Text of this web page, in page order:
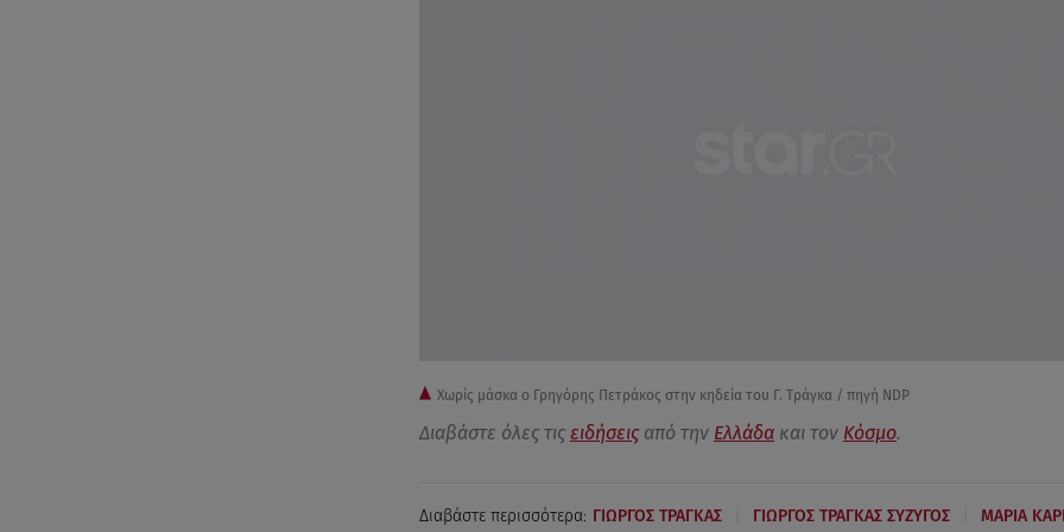
Χωρίς μάσκα ο Γρηγόρης Πετράκος στην κηδεία του Γ. Τράγκα / πηγή NDP
Διαβάστε όλες τις ειδήσειςαπό την Ελλάδακαι τον Κόσμο.
Διαβάστε περισσότερα: ΓΙΩΡΓΟΣ ΤΡΑΓΚΑΣ ΓΙΩΡΓΟΣ ΤΡΑΓΚΑΣ ΣΥΖΥΓΟΣ ΜΑΡΙΑ